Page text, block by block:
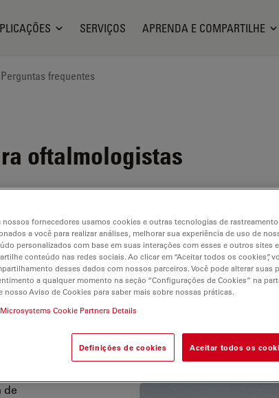
SERVIÇOS APRENDA E COMPARTILHE
Perguntas frequentes
oftalmologistas
available. Please contact us to enquire about recent
de
nossos fornecedores usamos cookies e outras tecnologias de
a você para realizar análises, melhorar sua experiência de uso de
personalizados com base em suas interações com esses e outros sites
conteúdo nas redes sociais. Ao clicar em “Aceitar todos os cookies”,
desses dados com nossos parceiros. Você pode alterar suas
a qualquer momento na seção “Configurações de Cookies” na
nosso Aviso de Cookies para saber mais sobre nossas práticas.
Cookie Partners Details
Definições de cookies Aceitar todos os